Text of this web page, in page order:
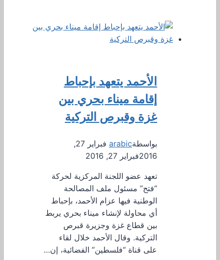
الأحمد يتعهد بإحباط
إقامة ميناء بحري بين
غزة وقبرص التركية
بواسطةarabic
فبراير 27,
2016فبراير 27, 2016
تعهد عضو اللجنة المركزية لحركة
“فتح” مسئول ملف المصالحة
الوطنية فيها عزام الأحمد، بإحباط
أي محاولة لإنشاء ميناء بحري يربط
بين قطاع غزة وجزيرة قبرص
التركية. وقال الأحمد خلال لقاء
على قناة “فلسطين” الفضائية، إن…